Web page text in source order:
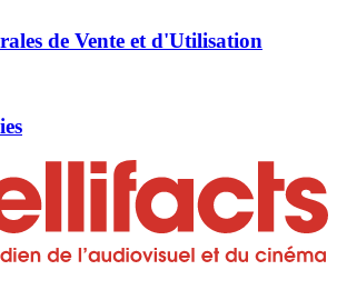
de Vente et d'Utilisation